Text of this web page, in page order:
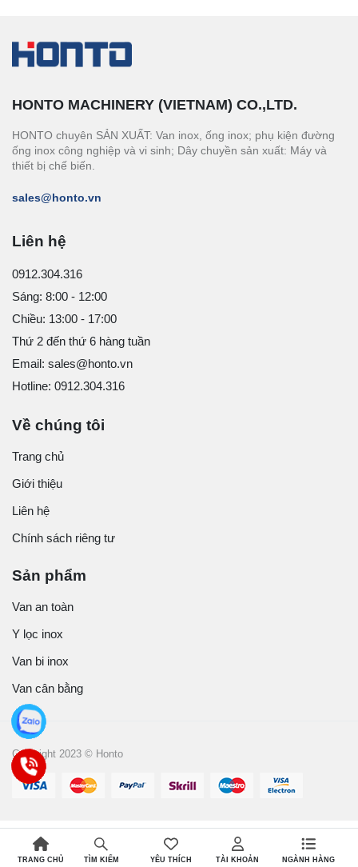
HONTO MACHINERY (VIETNAM) CO.,LTD.
HONTO chuyên SẢN XUẤT: Van inox, ống inox; phụ kiện đường
ống inox công nghiệp và vi sinh; Dây chuyền sản xuất: Máy và
thiết bị chế biến.
sales@honto.vn
Liên hệ
0912.304.316
Sáng: 8:00 - 12:00
Chiều: 13:00 - 17:00
Thứ 2 đến thứ 6 hàng tuần
Email: sales@honto.vn
Hotline: 0912.304.316
Về chúng tôi
Trang chủ
Giới thiệu
Liên hệ
Chính sách riêng tư
Sản phẩm
Van an toàn
Y lọc inox
Van bi inox
Van cân bằng
Copyright 2023 © Honto
TRANG CHỦ TÌM KIẾM YÊU THÍCH TÀI KHOẢN NGÀNH HÀNG